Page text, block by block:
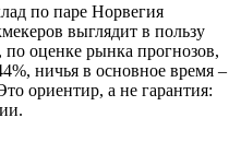
по паре Норвегия
выглядит в пользу
по оценке рынка прогнозов,
ничья в основное время –
ориентир, а не гарантия: